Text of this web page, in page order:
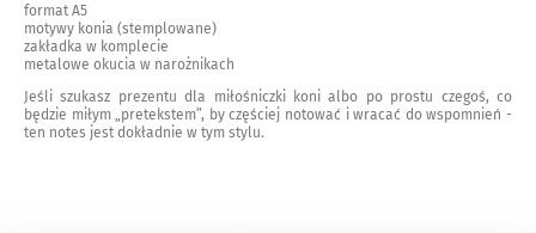
format A5
motywy konia (stemplowane)
zakładka w komplecie
metalowe okucia w narożnikach
Jeśli szukasz prezentu dla miłośniczki koni albo po prostu czegoś, co
będzie miłym „pretekstem”, by częściej notować i wracać do wspomnień -
ten notes jest dokładnie w tym stylu.